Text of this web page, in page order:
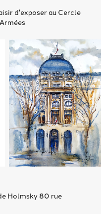
d'exposer au Cercle
Holmsky 80 rue